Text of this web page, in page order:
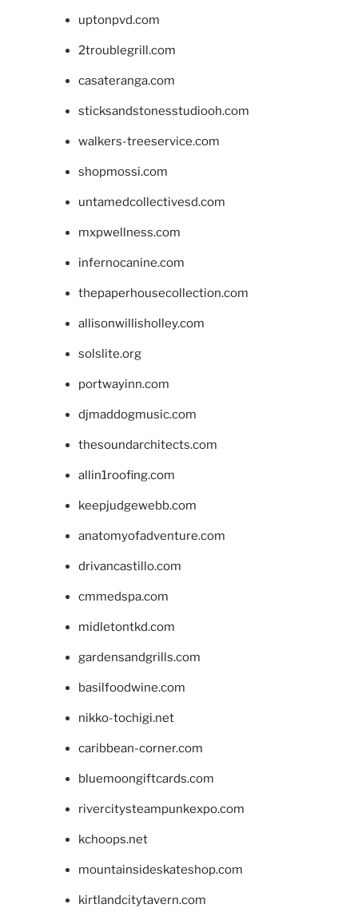
uptonpvd.com
2troublegrill.com
casateranga.com
sticksandstonesstudiooh.com
walkers-treeservice.com
shopmossi.com
untamedcollectivesd.com
mxpwellness.com
infernocanine.com
thepaperhousecollection.com
allisonwillisholley.com
solslite.org
portwayinn.com
djmaddogmusic.com
thesoundarchitects.com
allin1roofing.com
keepjudgewebb.com
anatomyofadventure.com
drivancastillo.com
cmmedspa.com
midletontkd.com
gardensandgrills.com
basilfoodwine.com
nikko-tochigi.net
caribbean-corner.com
bluemoongiftcards.com
rivercitysteampunkexpo.com
kchoops.net
mountainsideskateshop.com
kirtlandcitytavern.com